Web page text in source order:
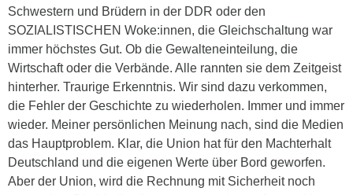
Schwestern und Brüdern in der DDR oder den
SOZIALISTISCHEN Woke:innen, die Gleichschaltung war
immer höchstes Gut. Ob die Gewalteneinteilung, die
Wirtschaft oder die Verbände. Alle rannten sie dem Zeitgeist
hinterher. Traurige Erkenntnis. Wir sind dazu verkommen,
die Fehler der Geschichte zu wiederholen. Immer und immer
wieder. Meiner persönlichen Meinung nach, sind die Medien
das Hauptproblem. Klar, die Union hat für den Machterhalt
Deutschland und die eigenen Werte über Bord geworfen.
Aber der Union, wird die Rechnung mit Sicherheit noch